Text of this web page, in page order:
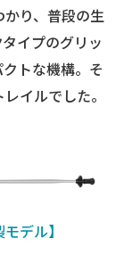
り、普段の生
イプのグリッ
トな機構。そ
イルでした。
デル】